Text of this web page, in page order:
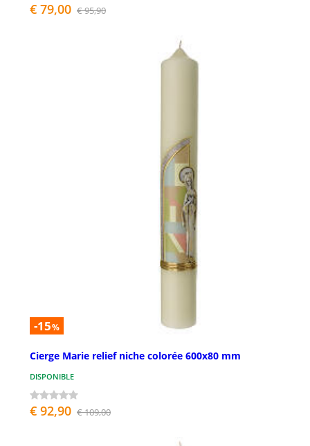
€ 79,00 € 95,90
-15%
Cierge Marie relief niche colorée 600x80 mm
DISPONIBLE
€ 92,90 € 109,00